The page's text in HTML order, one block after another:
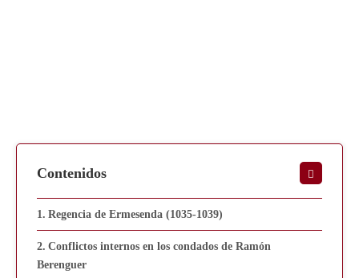
Contenidos
Regencia de Ermesenda (1035-1039)
Conflictos internos en los condados de Ramón
Berenguer